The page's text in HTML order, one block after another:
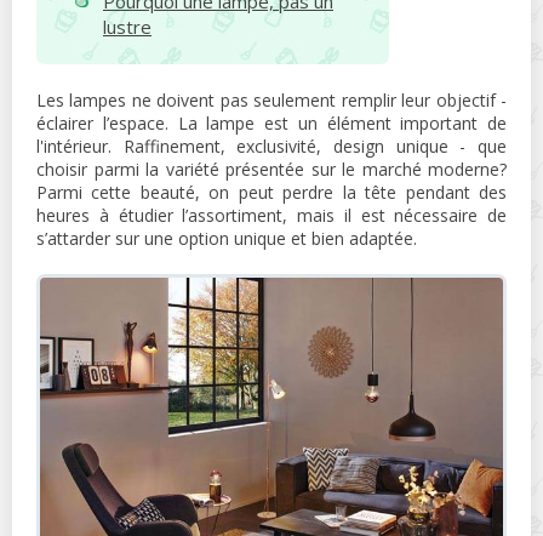
lustre
Les lampes ne doivent pas seulement remplir leur objectif -
éclairer l’espace. La lampe est un élément important de
l'intérieur. Raffinement, exclusivité, design unique - que
choisir parmi la variété présentée sur le marché moderne?
Parmi cette beauté, on peut perdre la tête pendant des
heures à étudier l’assortiment, mais il est nécessaire de
s’attarder sur une option unique et bien adaptée.